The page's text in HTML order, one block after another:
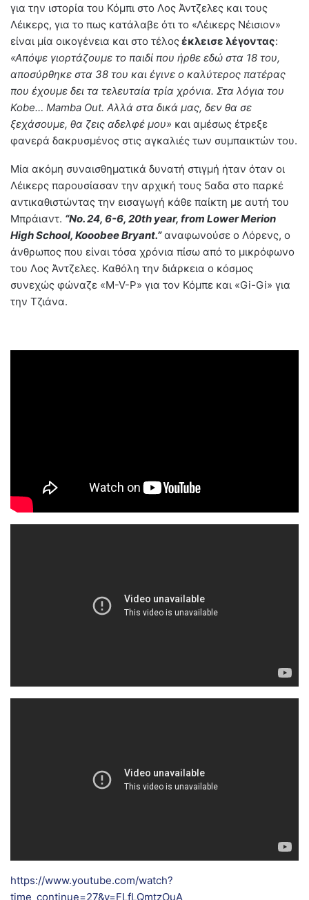
για την ιστορία του Κόμπι στο Λος Άντζελες και τους
Λέικερς, για το πως κατάλαβε ότι το «Λέικερς Νέισιον»
είναι μία οικογένεια και στο τέλοςέκλεισε λέγοντας:
«Απόψε γιορτάζουμε το παιδί που ήρθε εδώ στα 18 του,
αποσύρθηκε στα 38 του και έγινε ο καλύτερος πατέρας
που έχουμε δει τα τελευταία τρία χρόνια. Στα λόγια του
Kobe… Mamba Out. Αλλά στα δικά μας, δεν θα σε
ξεχάσουμε, θα ζεις αδελφέ μου» και αμέσως έτρεξε
φανερά δακρυσμένος στις αγκαλιές των συμπαικτών του.
Μία ακόμη συναισθηματικά δυνατή στιγμή ήταν όταν οι
Λέικερς παρουσίασαν την αρχική τους 5αδα στο παρκέ
αντικαθιστώντας την εισαγωγή κάθε παίκτη με αυτή του
Μπράιαντ. “No. 24, 6-6, 20th year, from Lower Merion
High School, Kooobee Bryant.”αναφωνούσε ο Λόρενς, ο
άνθρωπος που είναι τόσα χρόνια πίσω από το μικρόφωνο
του Λος Άντζελες. Καθόλη την διάρκεια ο κόσμος
συνεχώς φώναζε «M-V-P» για τον Κόμπε και «Gi-Gi» για
την Τζιάνα.
https://www.youtube.com/watch?
time_continue=27&v=FLfLQmtzOuA